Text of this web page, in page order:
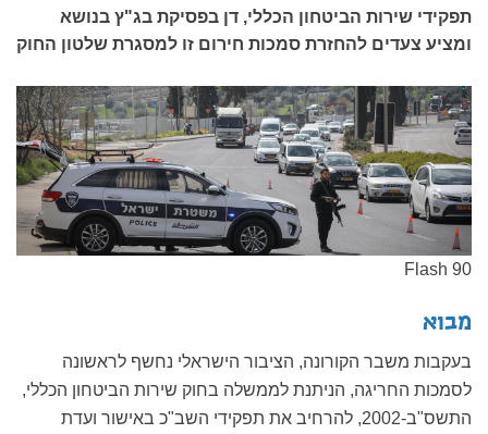
תפקידי שירות הביטחון הכללי, דן בפסיקת בג"ץ בנושא
ומציע צעדים להחזרת סמכות חירום זו למסגרת שלטון החוק
Flash 90
מבוא
בעקבות משבר הקורונה, הציבור הישראלי נחשף לראשונה
לסמכות החריגה, הניתנת לממשלה בחוק שירות הביטחון הכללי,
התשס"ב-2002, להרחיב את תפקידי השב"כ באישור ועדת